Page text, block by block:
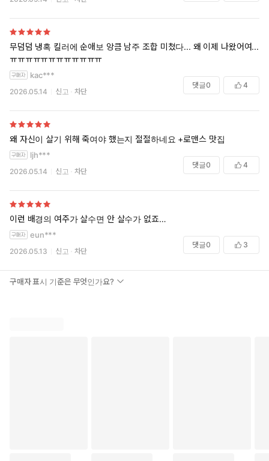
무덤덤 냉혹 킬러에 순애보 앙큼 남주 조합 미쳤다... 왜 이제 나왔어여....
ㅠㅠㅠㅠㅠㅠㅠㅠㅠㅠㅠㅠ
kac***
2026.05.14 신고 차단
댓글0 4
왜 자신이 살기 위해 죽여야 했는지 절절하네요 +로맨스 맛집
ljh***
2026.05.14 신고 차단
댓글0 4
이런 배경의 여주가 살수면 안 살수가 없죠…
eun***
2026.05.13 신고 차단
댓글0 3
구매자 표시 기준은 무엇인가요?